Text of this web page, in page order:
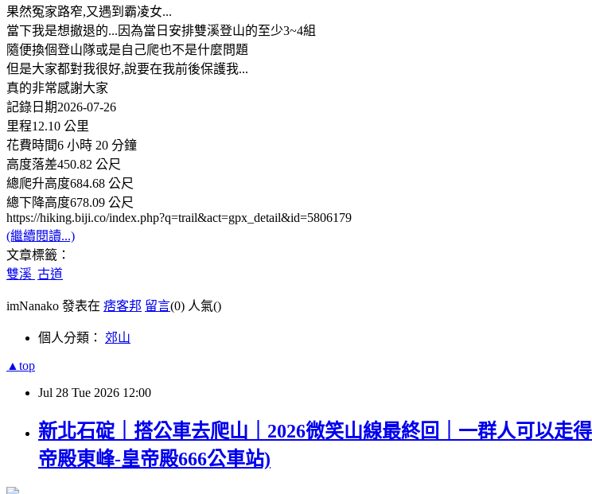
果然冤家路窄,又遇到霸凌女...
當下我是想撤退的...因為當日安排雙溪登山的至少3~4組
隨便換個登山隊或是自己爬也不是什麼問題
但是大家都對我很好,說要在我前後保護我...
真的非常感謝大家
記錄日期2026-07-26
里程12.10 公里
花費時間6 小時 20 分鐘
高度落差450.82 公尺
總爬升高度684.68 公尺
總下降高度678.09 公尺
https://hiking.biji.co/index.php?q=trail&act=gpx_detail&id=5806179
(繼續閱讀...)
文章標籤：
雙溪 古道
imNanako 發表在 痞客邦 留言(0) 人氣()
個人分類： 郊山
▲top
Jul 28 Tue 2026 12:00
新北石碇｜搭公車去爬山｜2026微笑山線最終回｜一群人可以
帝殿東峰-皇帝殿666公車站)